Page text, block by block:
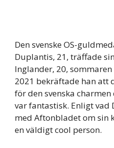
Den svenske OS-
Duplantis, 21, träffade
Inglander, 20,
2021 bekräftade han att
för den svenska
var fantastisk. Enligt
med Aftonbladet om sin
en väldigt cool person.